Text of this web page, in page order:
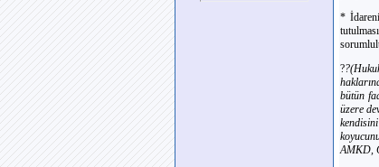
*
?
bütün
üzere
AMKD,